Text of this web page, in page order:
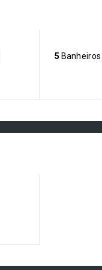
5 Banheiros